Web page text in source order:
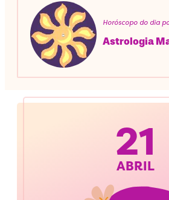
Horóscopo do dia
Astrologia
21
ABRIL